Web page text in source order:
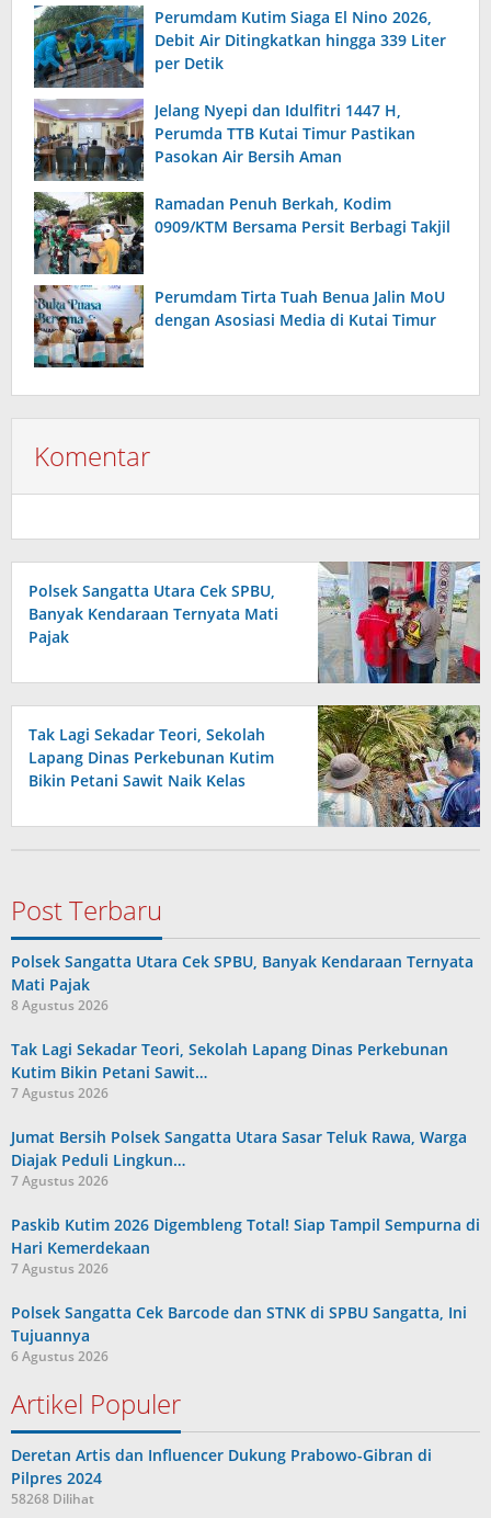
Perumdam Kutim Siaga El Nino 2026,
Debit Air Ditingkatkan hingga 339 Liter
per Detik
Jelang Nyepi dan Idulfitri 1447 H,
Perumda TTB Kutai Timur Pastikan
Pasokan Air Bersih Aman
Ramadan Penuh Berkah, Kodim
0909/KTM Bersama Persit Berbagi Takjil
Perumdam Tirta Tuah Benua Jalin MoU
dengan Asosiasi Media di Kutai Timur
Komentar
Polsek Sangatta Utara Cek SPBU,
Banyak Kendaraan Ternyata Mati
Pajak
Tak Lagi Sekadar Teori, Sekolah
Lapang Dinas Perkebunan Kutim
Bikin Petani Sawit Naik Kelas
Post Terbaru
Polsek Sangatta Utara Cek SPBU, Banyak Kendaraan Ternyata
Mati Pajak
8 Agustus 2026
Tak Lagi Sekadar Teori, Sekolah Lapang Dinas Perkebunan
Kutim Bikin Petani Sawit…
7 Agustus 2026
Jumat Bersih Polsek Sangatta Utara Sasar Teluk Rawa, Warga
Diajak Peduli Lingkun…
7 Agustus 2026
Paskib Kutim 2026 Digembleng Total! Siap Tampil Sempurna di
Hari Kemerdekaan
7 Agustus 2026
Polsek Sangatta Cek Barcode dan STNK di SPBU Sangatta, Ini
Tujuannya
6 Agustus 2026
Artikel Populer
Deretan Artis dan Influencer Dukung Prabowo-Gibran di
Pilpres 2024
58268 Dilihat